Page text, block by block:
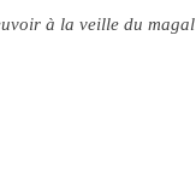
à la veille du magal